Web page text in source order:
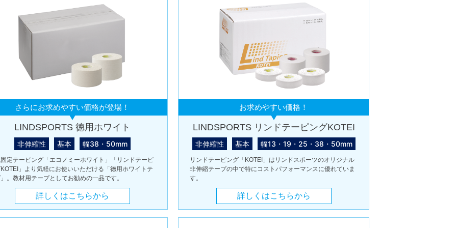
さらにお求めやすい価格が登場！
LINDSPORTS 徳用ホワイト
非伸縮性 基本 幅38・50mm
固定テーピング「エコノミーホワイト」「リンドテーピ
」より気軽にお使いいただける「徳用ホワイトテ
。教材用テープとしてお勧めの一品です。
詳しくはこちらから
お求めやすい価格！
LINDSPORTS リンドテーピングKOTEI
非伸縮性 基本 幅13・19・25・38・50mm
リンドテーピング「KOTEI」はリンドスポーツのオリジナル
非伸縮テープの中で特にコストパフォーマンスに優れていま
す。
詳しくはこちらから